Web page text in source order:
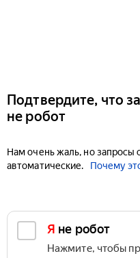
Подтвердите, что
не робот
Нам очень жаль, но запросы
автоматические.
Почему
Я не робот
Нажмите, чтобы